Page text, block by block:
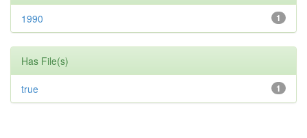
1
1990
Has File(s)
1
true